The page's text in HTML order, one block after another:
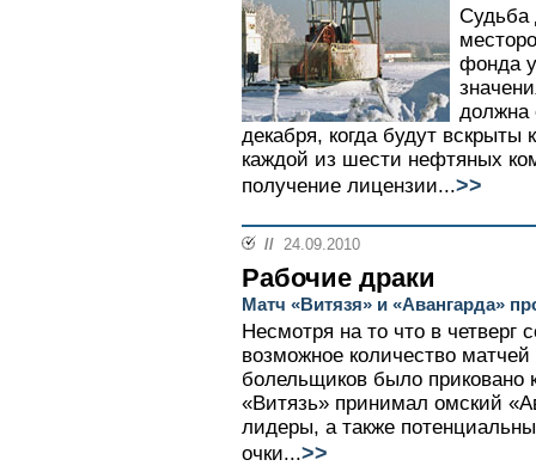
Судьба
фонда
должна
декабря, когда будут
каждой из шести нефтяных
получение лицензии...>>
// 24.09.2010
Рабочие драки
Матч «Витязя» и «Авангарда»
Несмотря на то что в четверг
возможное количество
болельщиков было приковано
«Витязь» принимал омский
лидеры, а также
очки...>>